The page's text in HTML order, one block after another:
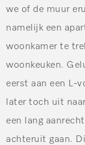
we of de muur
namelijk een
woonkamer te
woonkeuken.
eerst aan een L-
later toch uit
een lang
achteruit gaan.